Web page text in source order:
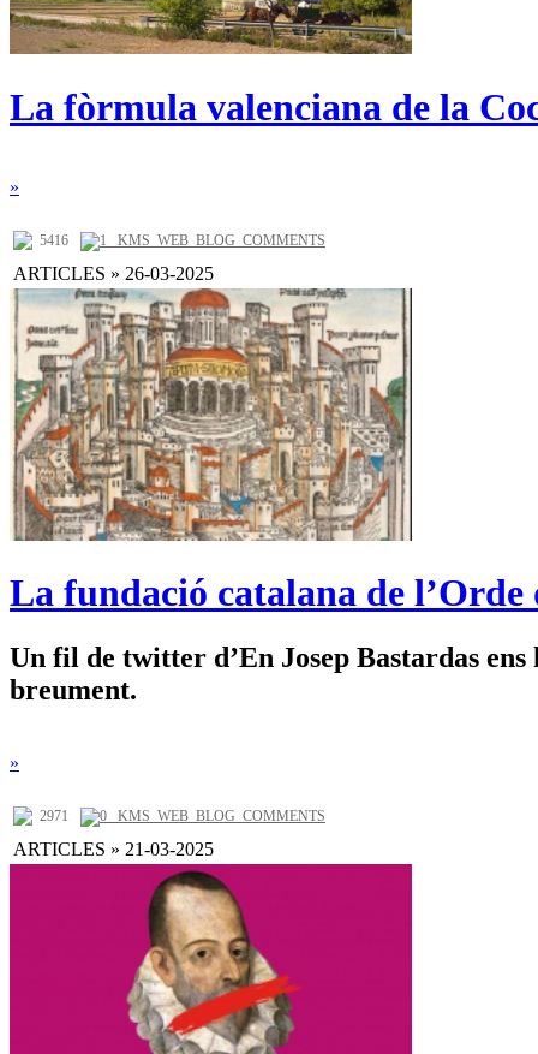
La fòrmula valenciana de la
»
5416 1 _KMS_WEB_BLOG_COMMENTS
ARTICLES » 26-03-2025
La fundació catalana de l’Orde
Un fil de twitter d’En Josep Bastardas ens
breument.
»
2971 0 _KMS_WEB_BLOG_COMMENTS
ARTICLES » 21-03-2025